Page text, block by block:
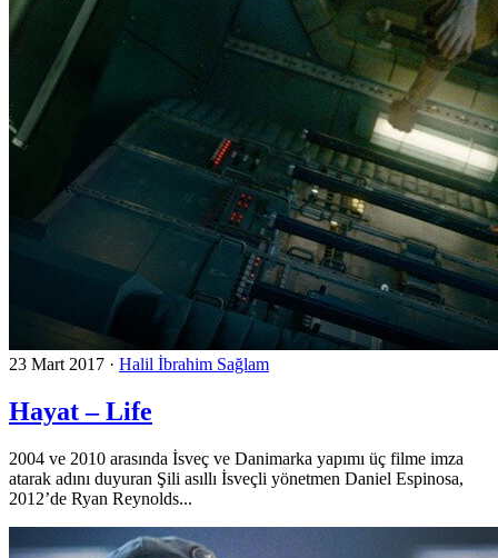
23 Mart 2017 · Halil İbrahim Sağlam
Hayat – Life
2004 ve 2010 arasında İsveç ve Danimarka yapımı üç filme imza
atarak adını duyuran Şili asıllı İsveçli yönetmen Daniel Espinosa,
2012’de Ryan Reynolds...